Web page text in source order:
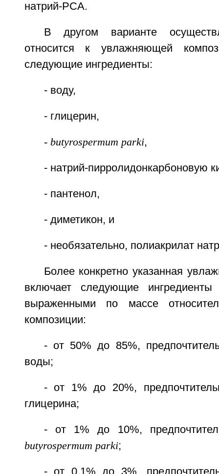
натрий-РСА.
В другом варианте
относится к увлажняющей
следующие ингредиенты:
- воду,
- глицерин,
- butyrospermum parki,
- натрий-пирролидонкарбоновую
- пантенол,
- диметикон, и
- необязательно, полиакрилат
Более конкретно указанная
включает следующие ингредиенты
выраженными по массе
композиции:
- от 50% до 85%,
воды;
- от 1% до 20%,
глицерина;
- от 1% до 10%,
butyrospermum parki;
- от 0,1% до 3%,